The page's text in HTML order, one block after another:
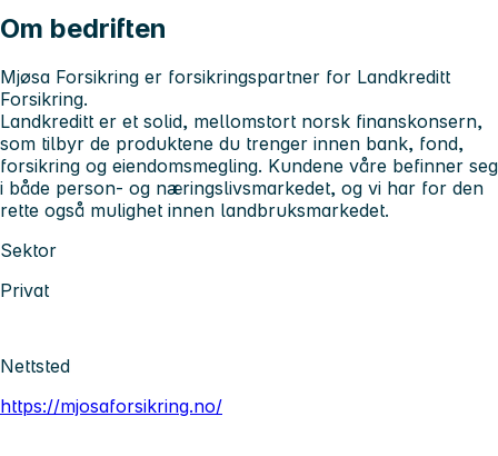
Om bedriften
Mjøsa Forsikring er forsikringspartner for Landkreditt
Forsikring.
Landkreditt er et solid, mellomstort norsk finanskonsern,
som tilbyr de produktene du trenger innen bank, fond,
forsikring og eiendomsmegling. Kundene våre befinner seg
i både person- og næringslivsmarkedet, og vi har for den
rette også mulighet innen landbruksmarkedet.
Sektor
Privat
Nettsted
https://mjosaforsikring.no/